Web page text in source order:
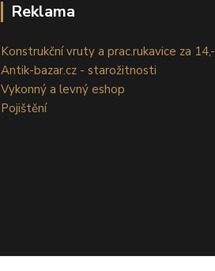
Reklama
Konstrukční vruty a prac.rukavice za 14,-
Antik-bazar.cz - starožitnosti
Vykonný a levný eshop
Pojištění